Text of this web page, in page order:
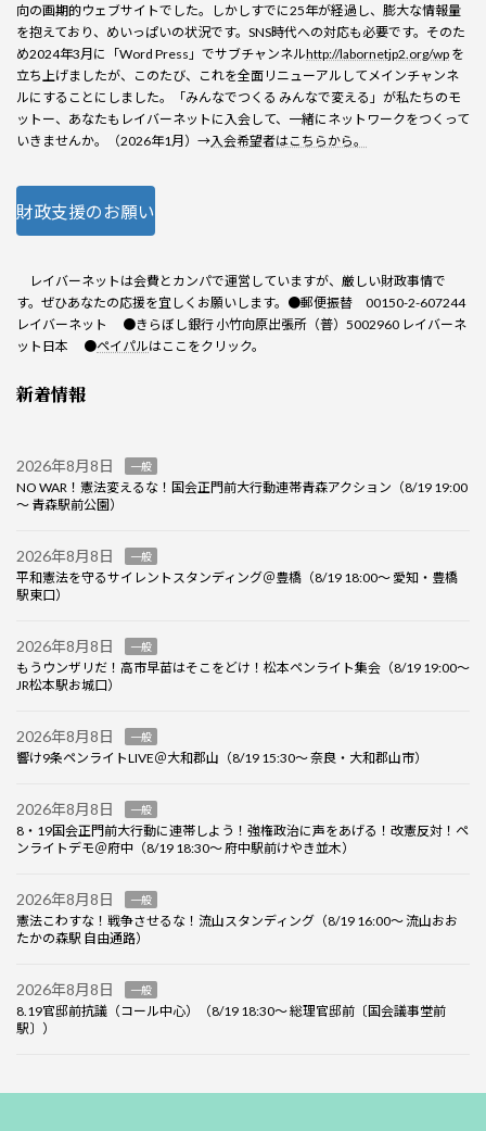
向の画期的ウェブサイトでした。しかしすでに25年が経過し、膨大な情報量
を抱えており、めいっぱいの状況です。SNS時代への対応も必要です。そのた
め2024年3月に「Word Press」でサブチャンネルhttp://labornetjp2.org/wp を
立ち上げましたが、このたび、これを全面リニューアルしてメインチャンネ
ルにすることにしました。「みんなでつくる みんなで変える」が私たちのモ
ットー、あなたもレイバーネットに入会して、一緒にネットワークをつくって
いきませんか。（2026年1月）→入会希望者はこちらから。
財政支援のお願い
レイバーネットは会費とカンパで運営していますが、厳しい財政事情で
す。ぜひあなたの応援を宜しくお願いします。●郵便振替 00150-2-607244
レイバーネット ●きらぼし銀行 小竹向原出張所（普）5002960 レイバーネ
ット日本 ●ペイパルはここをクリック。
新着情報
2026年8月8日 一般
NO WAR！憲法変えるな！国会正門前大行動連帯青森アクション（8/19 19:00
～ 青森駅前公園）
2026年8月8日 一般
平和憲法を守るサイレントスタンディング＠豊橋（8/19 18:00～ 愛知・豊橋
駅東口）
2026年8月8日 一般
もうウンザリだ！高市早苗はそこをどけ！松本ペンライト集会（8/19 19:00～
JR松本駅お城口）
2026年8月8日 一般
響け9条ペンライトLIVE＠大和郡山（8/19 15:30～ 奈良・大和郡山市）
2026年8月8日 一般
8・19国会正門前大行動に連帯しよう！強権政治に声をあげる！改憲反対！ペ
ンライトデモ＠府中（8/19 18:30～ 府中駅前けやき並木）
2026年8月8日 一般
憲法こわすな！戦争させるな！流山スタンディング（8/19 16:00～ 流山おお
たかの森駅 自由通路）
2026年8月8日 一般
8.19官邸前抗議（コール中心）（8/19 18:30～ 総理官邸前〔国会議事堂前
駅〕）